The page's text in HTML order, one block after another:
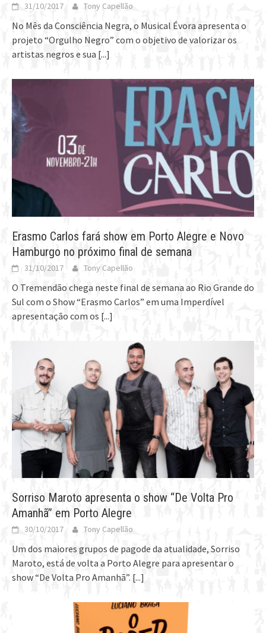
31/10/2017 Tony Capellão
No Mês da Consciência Negra, o Musical Évora apresenta o
projeto “Orgulho Negro” com o objetivo de valorizar os
artistas negros e sua [...]
Erasmo Carlos fará show em Porto Alegre e Novo
Hamburgo no próximo final de semana
31/10/2017 Tony Capellão
O Tremendão chega neste final de semana ao Rio Grande do
Sul com o Show “Erasmo Carlos” em uma Imperdível
apresentação com os [...]
Sorriso Maroto apresenta o show “De Volta Pro
Amanhã” em Porto Alegre
30/10/2017 Tony Capellão
Um dos maiores grupos de pagode da atualidade, Sorriso
Maroto, está de volta a Porto Alegre para apresentar o
show “De Volta Pro Amanhã”. [...]